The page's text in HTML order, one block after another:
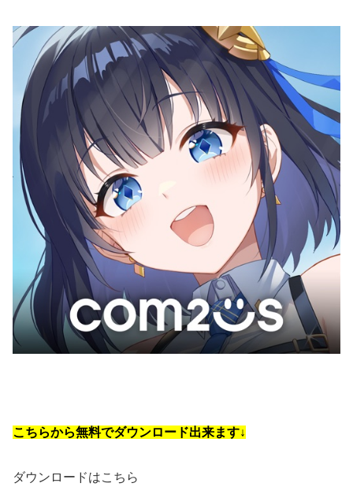
こちらから無料でダウンロード出来ます↓
ダウンロードはこちら